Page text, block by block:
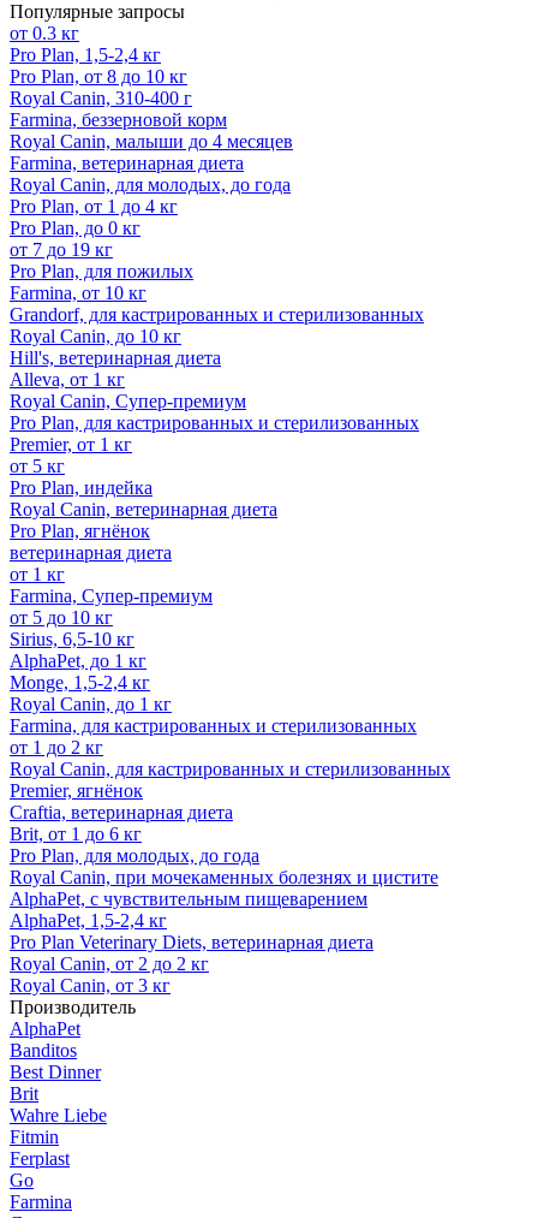
Популярные запросы
от 0.3 кг
Pro Plan, 1,5-2,4 кг
Pro Plan, от 8 до 10 кг
Royal Canin, 310-400 г
Farmina, беззерновой корм
Royal Canin, малыши до 4 месяцев
Farmina, ветеринарная диета
Royal Canin, для молодых, до года
Pro Plan, от 1 до 4 кг
Pro Plan, до 0 кг
от 7 до 19 кг
Pro Plan, для пожилых
Farmina, от 10 кг
Grandorf, для кастрированных и стерилизованных
Royal Canin, до 10 кг
Hill's, ветеринарная диета
Alleva, от 1 кг
Royal Canin, Супер-премиум
Pro Plan, для кастрированных и стерилизованных
Premier, от 1 кг
от 5 кг
Pro Plan, индейка
Royal Canin, ветеринарная диета
Pro Plan, ягнёнок
ветеринарная диета
от 1 кг
Farmina, Супер-премиум
от 5 до 10 кг
Sirius, 6,5-10 кг
AlphaPet, до 1 кг
Monge, 1,5-2,4 кг
Royal Canin, до 1 кг
Farmina, для кастрированных и стерилизованных
от 1 до 2 кг
Royal Canin, для кастрированных и стерилизованных
Premier, ягнёнок
Craftia, ветеринарная диета
Brit, от 1 до 6 кг
Pro Plan, для молодых, до года
Royal Canin, при мочекаменных болезнях и цистите
AlphaPet, с чувствительным пищеварением
AlphaPet, 1,5-2,4 кг
Pro Plan Veterinary Diets, ветеринарная диета
Royal Canin, от 2 до 2 кг
Royal Canin, от 3 кг
Производитель
AlphaPet
Banditos
Best Dinner
Brit
Wahre Liebe
Fitmin
Ferplast
Go
Farmina